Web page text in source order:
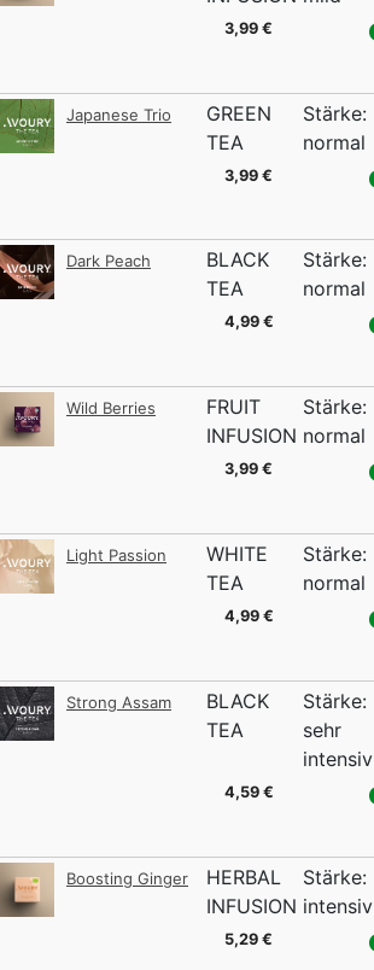
3,99 €
Japanese Trio
GREEN
TEA
Stärke:
normal
3,99 €
Dark Peach
BLACK
TEA
Stärke:
normal
4,99 €
Wild Berries
FRUIT
INFUSION
Stärke:
normal
3,99 €
Light Passion
WHITE
TEA
Stärke:
normal
4,99 €
Strong Assam
BLACK
TEA
Stärke:
sehr
intensiv
4,59 €
Boosting Ginger
HERBAL
INFUSION
Stärke:
intensiv
5,29 €